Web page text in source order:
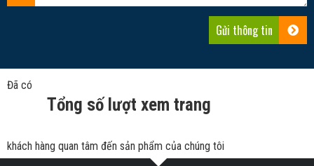
Đã có
Tổng số lượt xem trang
khách hàng quan tâm đến sản phẩm của chúng tôi